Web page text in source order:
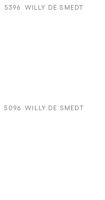
5396 WILLY DE SMEDT
5096 WILLY DE SMEDT